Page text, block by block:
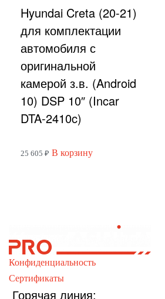
Hyundai Creta (20-21)
для комплектации
автомобиля с
оригинальной
камерой з.в. (Android
10) DSP 10″ (Incar
DTA-2410c)
25 605 ₽ В корзину
Конфиденциальность
Сертификаты
Горячая линия: